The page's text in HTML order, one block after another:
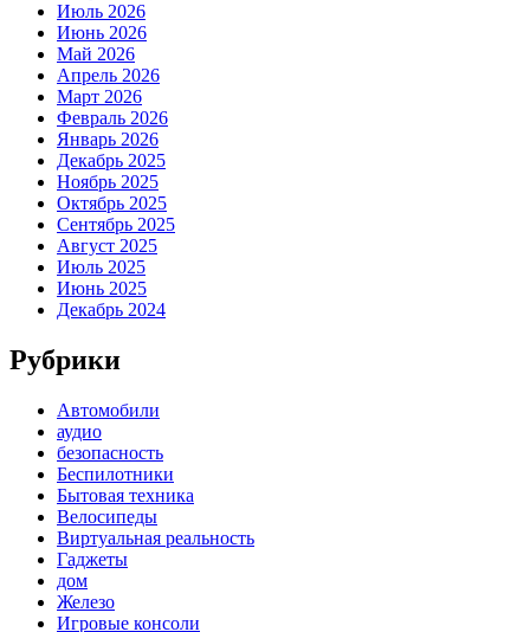
Июль 2026
Июнь 2026
Май 2026
Апрель 2026
Март 2026
Февраль 2026
Январь 2026
Декабрь 2025
Ноябрь 2025
Октябрь 2025
Сентябрь 2025
Август 2025
Июль 2025
Июнь 2025
Декабрь 2024
Рубрики
Автомобили
аудио
безопасность
Беспилотники
Бытовая техника
Велосипеды
Виртуальная реальность
Гаджеты
дом
Железо
Игровые консоли